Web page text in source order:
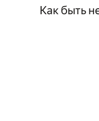
Как быть